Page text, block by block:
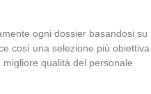
ogni dossier basandosi su
così una selezione più obiettiva
qualità del personale